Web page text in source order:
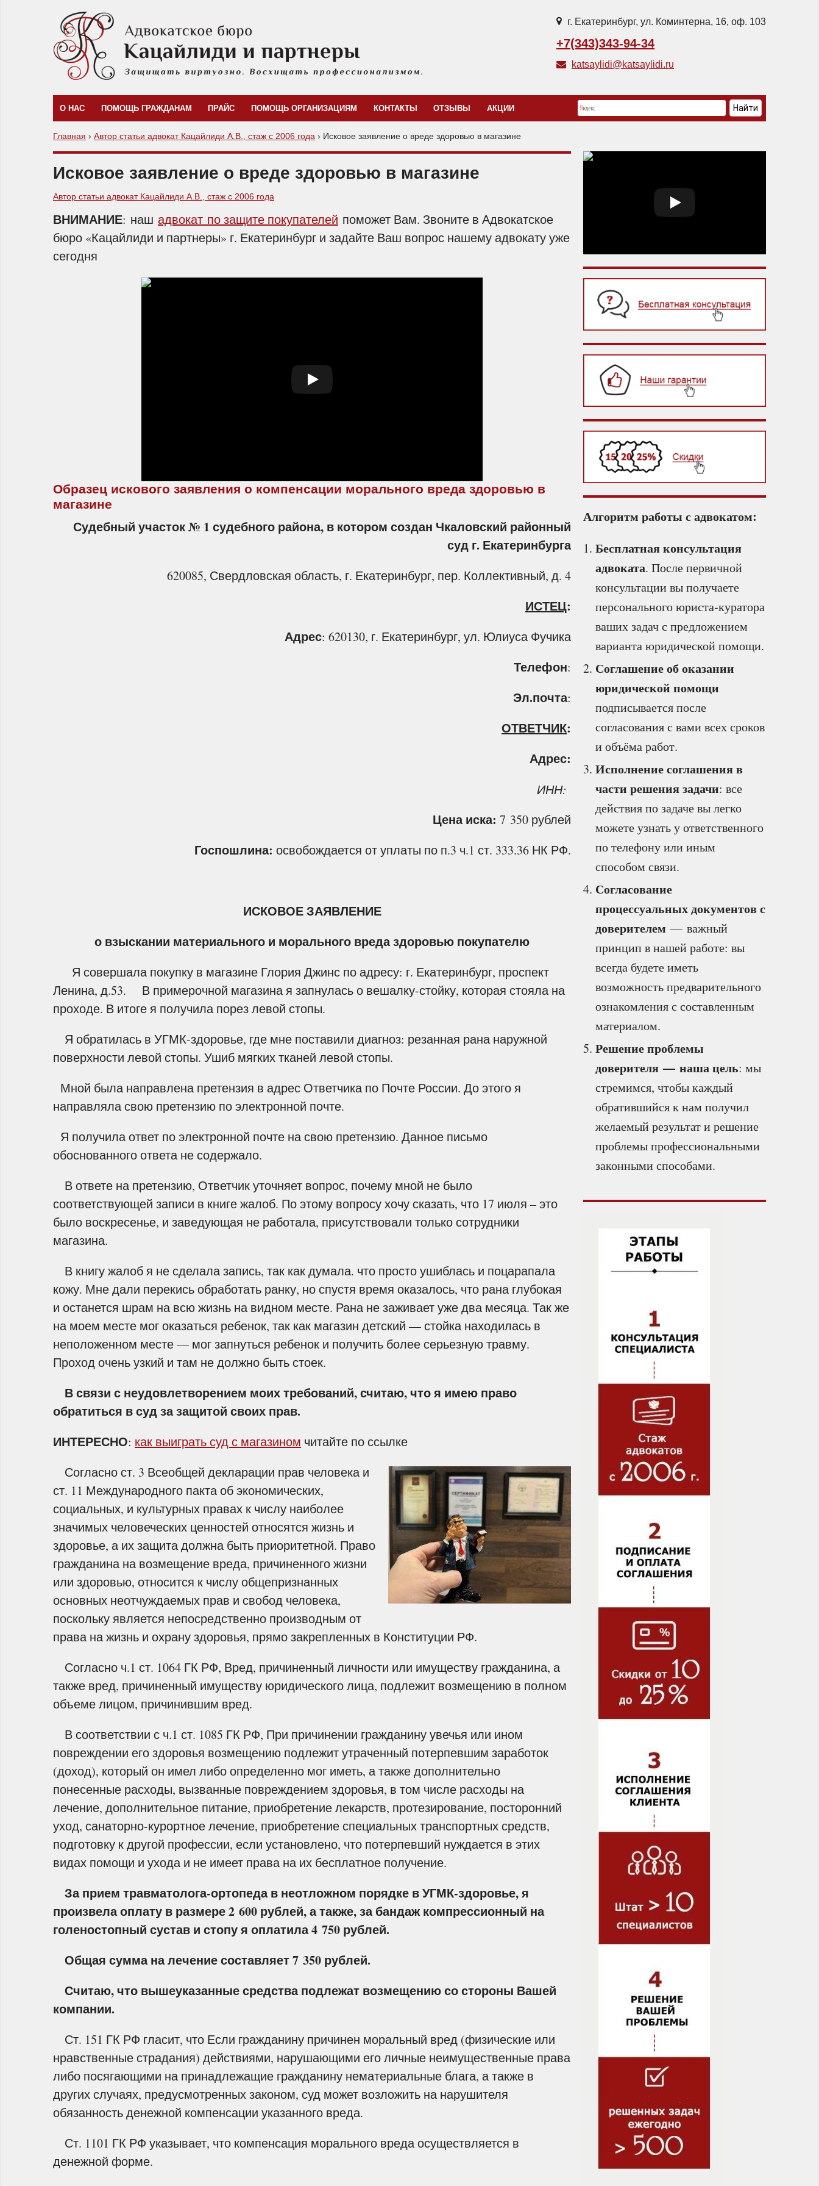
г. Екатеринбург, ул. Коминтерна, 16, оф. 103
+7(343)343-94-34
katsaylidi@katsaylidi.ru
О НАС ПОМОЩЬ ГРАЖДАНАМ ПРАЙС ПОМОЩЬ ОРГАНИЗАЦИЯМ КОНТАКТЫ ОТЗЫВЫ АКЦИИ
Главная › Автор статьи адвокат Кацайлиди А.В., стаж с 2006 года › Исковое заявление о вреде здоровью в магазине
Исковое заявление о вреде здоровью в магазине
Автор статьи адвокат Кацайлиди А.В., стаж с 2006 года
ВНИМАНИЕ: наш адвокат по защите покупателей поможет Вам. Звоните в Адвокатское
бюро «Кацайлиди и партнеры» г. Екатеринбург и задайте Ваш вопрос нашему адвокату уже
сегодня
Образец искового заявления о компенсации морального вреда здоровью в
магазине
Судебный участок № 1 судебного района, в котором создан Чкаловский районный
суд г. Екатеринбурга
620085, Свердловская область, г. Екатеринбург, пер. Коллективный, д. 4
ИСТЕЦ:
Адрес: 620130, г. Екатеринбург, ул. Юлиуса Фучика
Телефон:
Эл.почта:
ОТВЕТЧИК:
Адрес:
ИНН:
Цена иска: 7 350 рублей
Госпошлина: освобождается от уплаты по п.3 ч.1 ст. 333.36 НК РФ.
ИСКОВОЕ ЗАЯВЛЕНИЕ
о взыскании материального и морального вреда здоровью покупателю
Я совершала покупку в магазине Глория Джинс по адресу: г. Екатеринбург, проспект
Ленина, д.53. В примерочной магазина я запнулась о вешалку-стойку, которая стояла на
проходе. В итоге я получила порез левой стопы.
Я обратилась в УГМК-здоровье, где мне поставили диагноз: резанная рана наружной
поверхности левой стопы. Ушиб мягких тканей левой стопы.
Мной была направлена претензия в адрес Ответчика по Почте России. До этого я
направляла свою претензию по электронной почте.
Я получила ответ по электронной почте на свою претензию. Данное письмо
обоснованного ответа не содержало.
В ответе на претензию, Ответчик уточняет вопрос, почему мной не было
соответствующей записи в книге жалоб. По этому вопросу хочу сказать, что 17 июля – это
было воскресенье, и заведующая не работала, присутствовали только сотрудники
магазина.
В книгу жалоб я не сделала запись, так как думала. что просто ушиблась и поцарапала
кожу. Мне дали перекись обработать ранку, но спустя время оказалось, что рана глубокая
и останется шрам на всю жизнь на видном месте. Рана не заживает уже два месяца. Так же
на моем месте мог оказаться ребенок, так как магазин детский — стойка находилась в
неположенном месте — мог запнуться ребенок и получить более серьезную травму.
Проход очень узкий и там не должно быть стоек.
В связи с неудовлетворением моих требований, считаю, что я имею право
обратиться в суд за защитой своих прав.
ИНТЕРЕСНО: как выиграть суд с магазином читайте по ссылке
Согласно ст. 3 Всеобщей декларации прав человека и
ст. 11 Международного пакта об экономических,
социальных, и культурных правах к числу наиболее
значимых человеческих ценностей относятся жизнь и
здоровье, а их защита должна быть приоритетной. Право
гражданина на возмещение вреда, причиненного жизни
или здоровью, относится к числу общепризнанных
основных неотчуждаемых прав и свобод человека,
поскольку является непосредственно производным от
права на жизнь и охрану здоровья, прямо закрепленных в Конституции РФ.
Согласно ч.1 ст. 1064 ГК РФ, Вред, причиненный личности или имуществу гражданина, а
также вред, причиненный имуществу юридического лица, подлежит возмещению в полном
объеме лицом, причинившим вред.
В соответствии с ч.1 ст. 1085 ГК РФ, При причинении гражданину увечья или ином
повреждении его здоровья возмещению подлежит утраченный потерпевшим заработок
(доход), который он имел либо определенно мог иметь, а также дополнительно
понесенные расходы, вызванные повреждением здоровья, в том числе расходы на
лечение, дополнительное питание, приобретение лекарств, протезирование, посторонний
уход, санаторно-курортное лечение, приобретение специальных транспортных средств,
подготовку к другой профессии, если установлено, что потерпевший нуждается в этих
видах помощи и ухода и не имеет права на их бесплатное получение.
За прием травматолога-ортопеда в неотложном порядке в УГМК-здоровье, я
произвела оплату в размере 2 600 рублей, а также, за бандаж компрессионный на
голеностопный сустав и стопу я оплатила 4 750 рублей.
Общая сумма на лечение составляет 7 350 рублей.
Считаю, что вышеуказанные средства подлежат возмещению со стороны Вашей
компании.
Ст. 151 ГК РФ гласит, что Если гражданину причинен моральный вред (физические или
нравственные страдания) действиями, нарушающими его личные неимущественные права
либо посягающими на принадлежащие гражданину нематериальные блага, а также в
других случаях, предусмотренных законом, суд может возложить на нарушителя
обязанность денежной компенсации указанного вреда.
Ст. 1101 ГК РФ указывает, что компенсация морального вреда осуществляется в
денежной форме.
Алгоритм работы с адвокатом:
Бесплатная консультация
адвоката. После первичной
консультации вы получаете
персонального юриста‑куратора
ваших задач с предложением
варианта юридической помощи.
Соглашение об оказании
юридической помощи
подписывается после
согласования с вами всех сроков
и объёма работ.
Исполнение соглашения в
части решения задачи: все
действия по задаче вы легко
можете узнать у ответственного
по телефону или иным
способом связи.
Согласование
процессуальных документов с
доверителем — важный
принцип в нашей работе: вы
всегда будете иметь
возможность предварительного
ознакомления с составленным
материалом.
Решение проблемы
доверителя — наша цель: мы
стремимся, чтобы каждый
обратившийся к нам получил
желаемый результат и решение
проблемы профессиональными
законными способами.